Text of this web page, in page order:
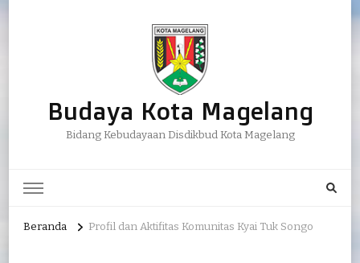
Budaya Kota Magelang
Bidang Kebudayaan Disdikbud Kota Magelang
Beranda Profil dan Aktifitas Komunitas Kyai Tuk Songo